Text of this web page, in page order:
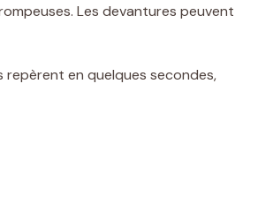
Les devantures peuvent
repèrent en quelques secondes,